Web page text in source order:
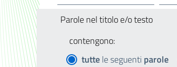
Parole nel titolo e/o testo
contengono:
tuttele seguenti parole